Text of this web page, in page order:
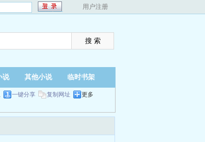
用户注册
说 其他小说 临时书架
一键分享 复制网址 更多